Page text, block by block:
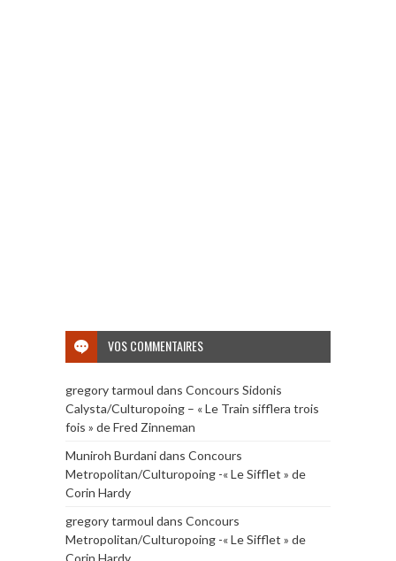
VOS COMMENTAIRES
gregory tarmoul dans Concours Sidonis
Calysta/Culturopoing – « Le Train sifflera trois
fois » de Fred Zinneman
Muniroh Burdanidans Concours
Metropolitan/Culturopoing -« Le Sifflet » de
Corin Hardy
gregory tarmoul dans Concours
Metropolitan/Culturopoing -« Le Sifflet » de
Corin Hardy